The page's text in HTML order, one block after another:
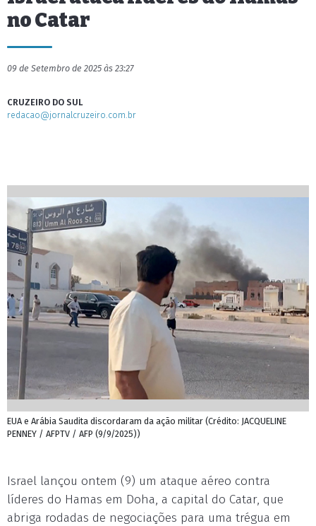
no Catar
09 de Setembro de 2025 às 23:27
CRUZEIRO DO SUL
redacao@jornalcruzeiro.com.br
EUA e Arábia Saudita discordaram da ação militar (Crédito: JACQUELINE
PENNEY / AFPTV / AFP (9/9/2025))
Israel lançou ontem (9) um ataque aéreo contra
líderes do Hamas em Doha, a capital do Catar, que
abriga rodadas de negociações para uma trégua em